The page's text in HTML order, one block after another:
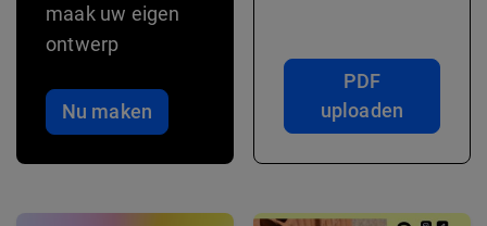
maak uw eigen
ontwerp
Nu maken
PDF
uploaden